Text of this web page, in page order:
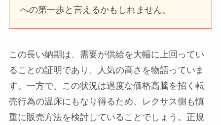
への第一歩と言えるかもしれません。
この長い納期は、需要が供給を大幅に上回ってい
ることの証明であり、人気の高さを物語っていま
す。一方で、この状況は過度な価格高騰を招く転
売行為の温床にもなり得るため、レクサス側も慎
重に販売方法を検討していることでしょう。正規